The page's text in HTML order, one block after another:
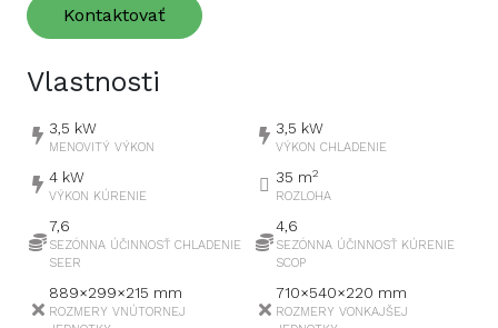
Kontaktovať
Vlastnosti
3,5 kW
MENOVITÝ VÝKON
3,5 kW
VÝKON CHLADENIE
4 kW
VÝKON KÚRENIE
35 m2
ROZLOHA
7,6
SEZÓNNA ÚČINNOSŤ CHLADENIE
SEER
4,6
SEZÓNNA ÚČINNOSŤ KÚRENIE
SCOP
889×299×215 mm
ROZMERY VNÚTORNEJ
710×540×220 mm
ROZMERY VONKAJŠEJ